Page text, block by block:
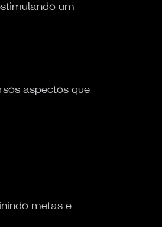
um
aspectos que
metas e